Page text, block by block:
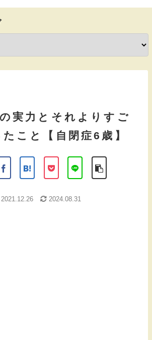
実力とそれよりすご
こと【自閉症6歳】
2024.08.31
2021.12.26